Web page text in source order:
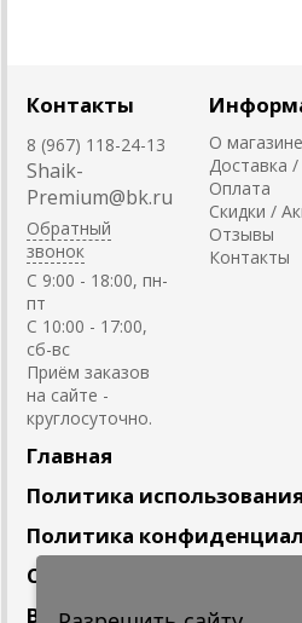
Контакты
8 (967) 118-24-13
Shaik-
Premium@bk.ru
Обратный
звонок
C 9:00 - 18:00, пн-
пт
С 10:00 - 17:00,
сб-вс
Приём заказов
на сайте -
круглосуточно.
О магазине
Доставка /
Оплата
Скидки /
Отзывы
Контакты
Главная
Политика
Политика
Сотрудничество
Вакансии